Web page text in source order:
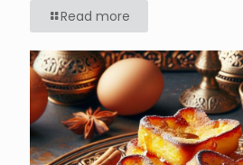
Read more